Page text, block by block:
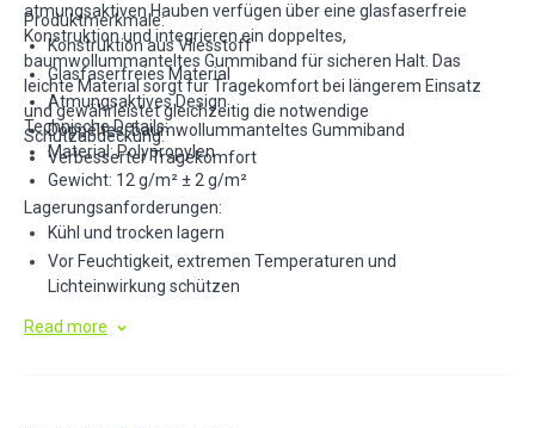
atmungsaktiven Hauben verfügen über eine glasfaserfreie
Konstruktion und integrieren ein doppeltes,
baumwollummanteltes Gummiband für sicheren Halt. Das
leichte Material sorgt für Tragekomfort bei längerem Einsatz
und gewährleistet gleichzeitig die notwendige
Schutzabdeckung.
Produktmerkmale:
Konstruktion aus Vliesstoff
Glasfaserfreies Material
Atmungsaktives Design
Doppeltes, baumwollummanteltes Gummiband
Verbesserter Tragekomfort
Technische Details:
Material: Polypropylen
Gewicht: 12 g/m² ± 2 g/m²
Lagerungsanforderungen:
Kühl und trocken lagern
Vor Feuchtigkeit, extremen Temperaturen und
Lichteinwirkung schützen
Read more